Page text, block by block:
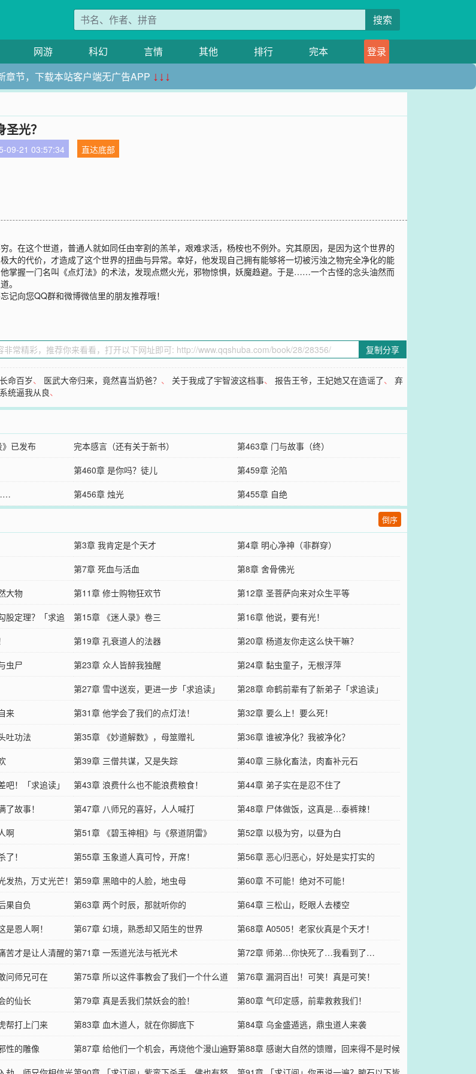
搜索
网游 科幻 言情 其他 排行 完本
登录
章节，下载本站客户端无广告APP ↓↓↓
光？
09-21 03:57:34
直达底部
。在这个世道，普通人就如同任由宰割的羔羊，艰难求活，杨桉也不例外。究其原因，是因为这个世界的
大的代价，才造成了这个世界的扭曲与异常。幸好，他发现自己拥有能够将一切被污浊之物完全净化的能
握一门名叫《点灯法》的术法，发现点燃火光，邪物惊惧，妖魔趋避。于是……一个古怪的念头油然而
。
记向您QQ群和微博微信里的朋友推荐哦！
复制分享
命百岁、 医武大帝归来，竟然喜当奶爸？ 、 关于我成了宇智波这档事、报告王爷，王妃她又在造谣了、弃
统逼我从良、
已发布 完本感言（还有关于新书）
第463章 门与故事（终）
第460章 是你吗？徒儿
第459章 沦陷
第456章 烛光 第455章 自绝
倒序
第3章 我肯定是个天才
第4章 明心净神（非群穿）
第7章 死血与活血
第8章 舍骨佛光
大物 第11章 修士购物狂欢节
第12章 圣菩萨向来对众生平等
股定理？「求追
第15章 《迷人录》卷三
第16章 他说，要有光！
第19章 孔衰道人的法器
第20章 杨道友你走这么快干嘛？
虫尸 第23章 众人皆醉我独醒
第24章 黏虫童子，无根浮萍
第27章 雪中送炭，更进一步「求追读」
第28章 命鹤前辈有了新弟子「求追读」
来 第31章 他学会了我们的点灯法！
第32章 要么上！要么死！
吐功法 第35章 《妙道解数》，母筮赠礼
第36章 谁被净化？我被净化？
第39章 三僧共谋，又是失踪
第40章 三脉化畜法，肉畜补元石
！「求追读」 第43章 浪费什么也不能浪费粮食！
第44章 弟子实在是忍不住了
故事！ 第47章 八师兄的喜好，人人喊打
第48章 尸体做饭，这真是…泰裤辣！
啊 第51章 《碧玉神相》与《祭道阴雷》
第52章 以极为穷，以昼为白
！ 第55章 玉象道人真可怜，开席！
第56章 恶心归恶心，好处是实打实的
热，万丈光芒！ 第59章 黑暗中的人脸，地虫母
第60章 不可能！绝对不可能！
果自负 第63章 两个时辰，那就听你的
第64章 三松山，眨眼人去楼空
恩人啊！ 第67章 幻境，熟悉却又陌生的世界
第68章 A0505！老家伙真是个天才！
苦才是让人清醒的第71章 一炁道光法与祇光术
第72章 师弟…你快死了…我看到了…
问师兄可在
第75章 所以这件事教会了我们一个什么道
理？
第76章 漏洞百出！可笑！真是可笑！
的仙长 第79章 真是丢我们禁妖会的脸！
第80章 气印定感，前辈救救我们！
帮打上门来 第83章 血木道人，就在你脚底下
第84章 乌金盛遁逃，鼎虫道人来袭
性的雕像 第87章 给他们一个机会，再烧他个漫山遍野第88章 感谢大自然的馈赠，回来得不是时候